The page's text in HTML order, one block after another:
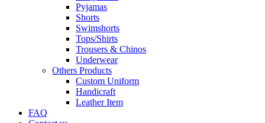
Pyjamas
Shorts
Swimshorts
Tops/Shirts
Trousers & Chinos
Underwear
Others Products
Custom Uniform
Handicraft
Leather Item
FAQ